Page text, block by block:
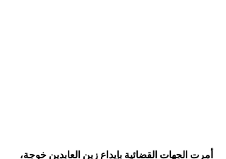
أمرت الجهات القضائية بإيداع زين العابدين خوجة،